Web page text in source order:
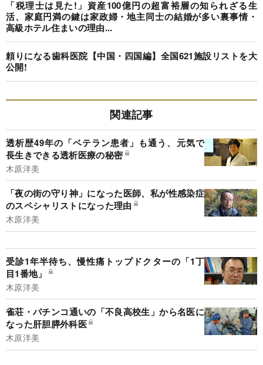
「税理士は見た!」資産100億円の超富裕層の知られざる生
活、家庭円満の鍵は家政婦・地主同士の結婚が多い裏事情・
高級ホテル住まいの理由...
頼りになる歯科医院【中国・四国編】全国621施設リストを大
公開!
関連記事
透析歴49年の「ベテラン患者」も通う、元気で
長生きできる透析医療の秘密
木原洋美
「夜の街の守り神」になった医師、私が性感染症
のスペシャリストになった理由
木原洋美
受診1年半待ち、慢性痛トップドクターの「1丁
目1番地」
木原洋美
雀荘・パチンコ通いの「不良高校生」から名医に
なった肝胆膵外科医
木原洋美